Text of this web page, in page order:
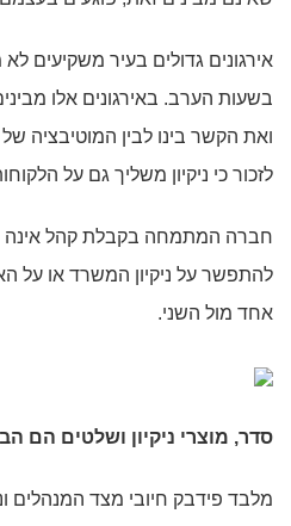
אירגונים גדולים בעיר משקיעים
בשעות הערב. באירגונים אלו
ואת הקשר בינו לבין המוטיבציה
לזכור כי ניקיון משליך גם על
חברה המתמחה בקבלת קהל אינה
להתפשר על ניקיון המשרד או על
אחד מול השני.
סדר, מוצרי ניקיון ושלטים הם
מלבד פידבק חיובי מצד המנהלים